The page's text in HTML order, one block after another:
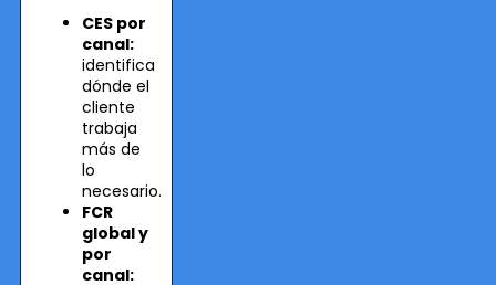
CES por
canal:
identifica
dónde el
cliente
trabaja
más de
lo
necesario.
FCR
global y
por
canal: